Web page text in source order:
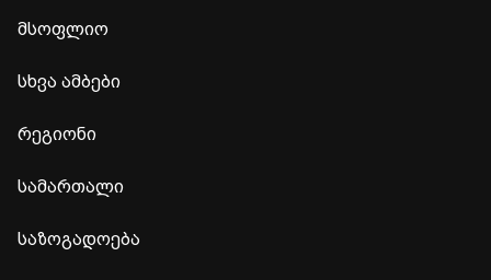
მსოფლიო
სხვა ამბები
რეგიონი
სამართალი
საზოგადოება